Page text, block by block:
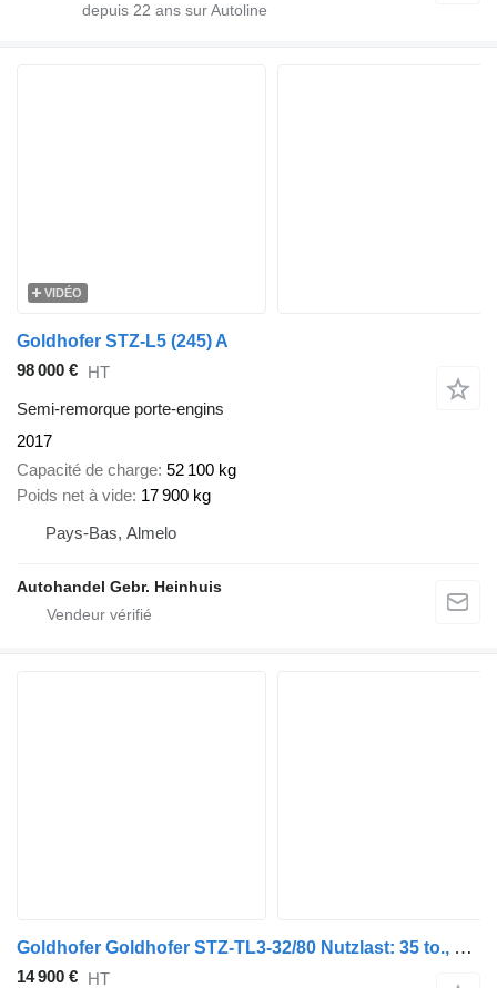
depuis 22 ans sur Autoline
VIDÉO
Goldhofer STZ-L5 (245) A
98 000 € HT
Semi-remorque porte-engins
2017
Capacité de charge 52 100 kg
Poids net à vide 17 900 kg
Pays-Bas, Almelo
Autohandel Gebr. Heinhuis
Goldhofer Goldhofer STZ-TL3-32/80 Nutzlast: 35 to., 5,85 m
14 900 € HT